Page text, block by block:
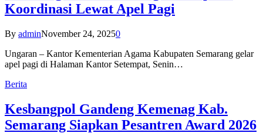
Koordinasi Lewat Apel Pagi
By adminNovember 24, 20250
Ungaran – Kantor Kementerian Agama Kabupaten Semarang gelar
apel pagi di Halaman Kantor Setempat, Senin…
Berita
Kesbangpol Gandeng Kemenag Kab.
Semarang Siapkan Pesantren Award 2026